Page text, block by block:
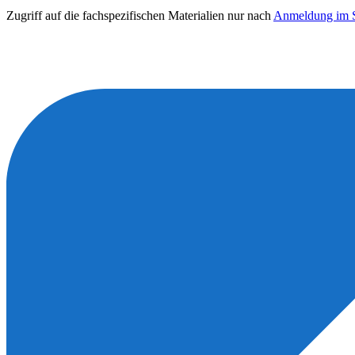
Zugriff auf die fachspezifischen Materialien nur nach Anmeldung im